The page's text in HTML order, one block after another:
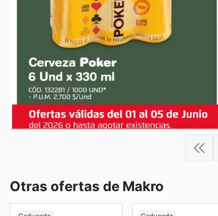
Otras ofertas de Makro